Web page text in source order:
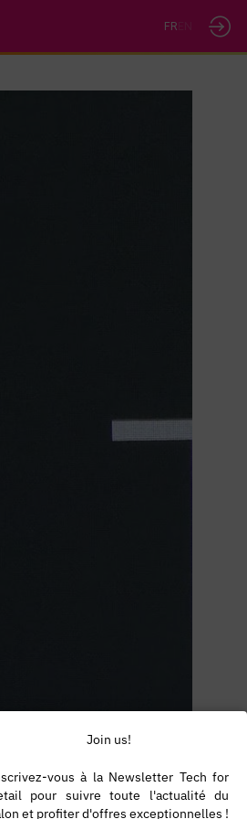
FR
Join us!
vous à la Newsletter Tech for
pour suivre toute l'actualité du
et profiter d'offres exceptionnelles !